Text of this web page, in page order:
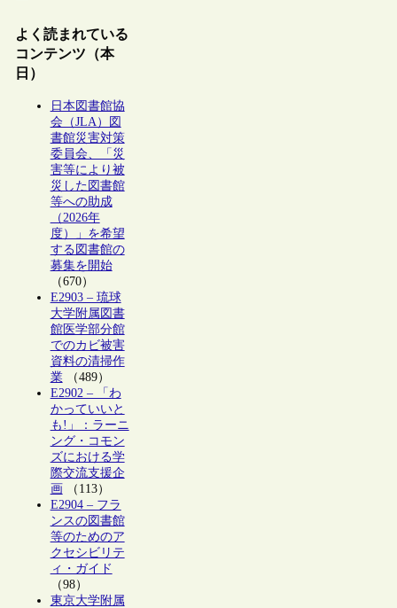
よく読まれている
コンテンツ（本
日）
日本図書館協
会（JLA）図
書館災害対策
委員会、「災
害等により被
災した図書館
等への助成
（2026年
度）」を希望
する図書館の
募集を開始
（670）
E2903 – 琉球
大学附属図書
館医学部分館
でのカビ被害
資料の清掃作
業（489）
E2902 – 「わ
かっていいと
も!」：ラーニ
ング・コモン
ズにおける学
際交流支援企
画 （113）
E2904 – フラ
ンスの図書館
等のためのア
クセシビリテ
ィ・ガイド
（98）
東京大学附属